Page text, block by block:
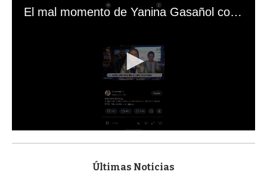
El mal momento de Yanina Gasañol con un hincha argentino en "Subrayado"
s
Últimas Noticias